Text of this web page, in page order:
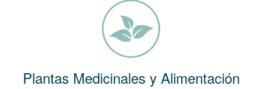
Plantas Medicinales y Alimentación